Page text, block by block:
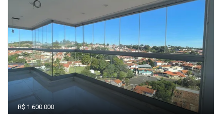
R$ 1.600.000